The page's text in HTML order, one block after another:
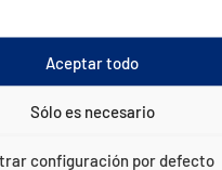
Aceptar todo
Sólo es necesario
configuración por defecto
nuevas mejoras del